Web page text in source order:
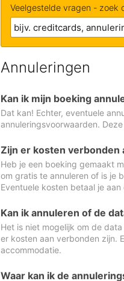
Veelgestelde vragen - zoek
Annuleringen
Kan ik mijn boeking
Dat kan! Echter, eventuele
annuleringsvoorwaarden.
Zijn er kosten verbonden
Heb je een boeking gemaakt
om gratis te annuleren of is je
Eventuele kosten betaal je
Kan ik annuleren of de
Het is niet mogelijk om de
er kosten aan verbonden zijn.
accommodatie.
Waar kan ik de